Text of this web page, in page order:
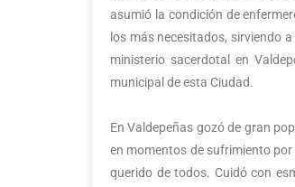
asumió la condición de
los más necesitados, sirviendo
ministerio sacerdotal en
municipal de esta Ciudad.
En Valdepeñas gozó de gran
en momentos de sufrimiento por
querido de todos. Cuidó con